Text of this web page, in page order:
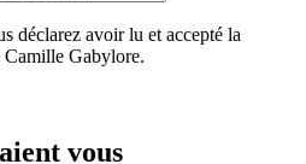
déclarez avoir lu et accepté la
Camille Gabylore.
vous